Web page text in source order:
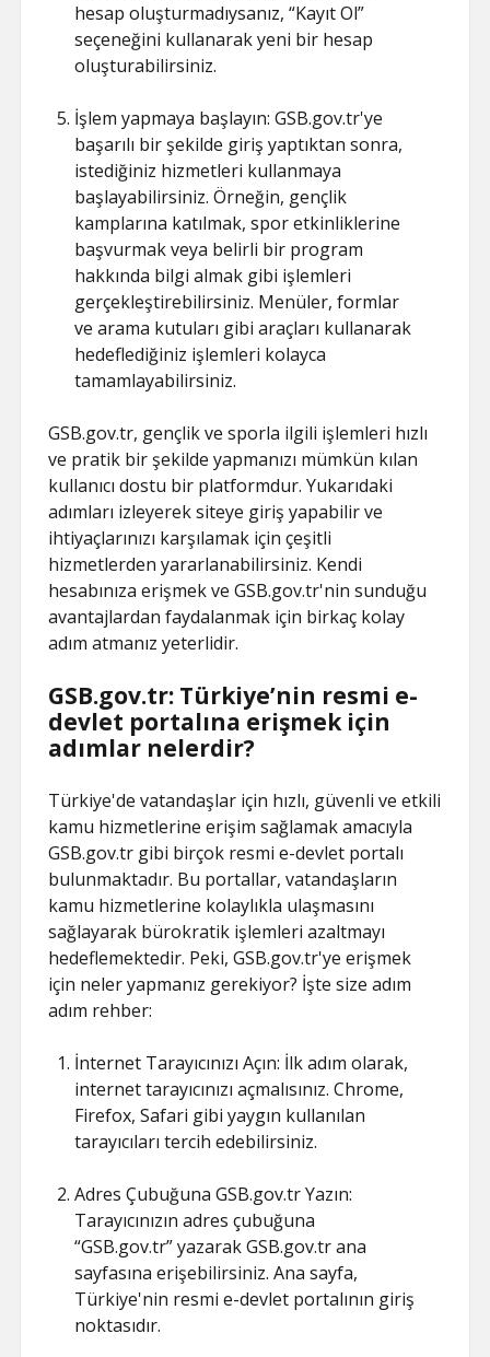
hesap oluşturmadıysanız, “Kayıt Ol”
seçeneğini kullanarak yeni bir hesap
oluşturabilirsiniz.
İşlem yapmaya başlayın: GSB.gov.tr'ye
başarılı bir şekilde giriş yaptıktan sonra,
istediğiniz hizmetleri kullanmaya
başlayabilirsiniz. Örneğin, gençlik
kamplarına katılmak, spor etkinliklerine
başvurmak veya belirli bir program
hakkında bilgi almak gibi işlemleri
gerçekleştirebilirsiniz. Menüler, formlar
ve arama kutuları gibi araçları kullanarak
hedeflediğiniz işlemleri kolayca
tamamlayabilirsiniz.
GSB.gov.tr, gençlik ve sporla ilgili işlemleri hızlı
ve pratik bir şekilde yapmanızı mümkün kılan
kullanıcı dostu bir platformdur. Yukarıdaki
adımları izleyerek siteye giriş yapabilir ve
ihtiyaçlarınızı karşılamak için çeşitli
hizmetlerden yararlanabilirsiniz. Kendi
hesabınıza erişmek ve GSB.gov.tr'nin sunduğu
avantajlardan faydalanmak için birkaç kolay
adım atmanız yeterlidir.
GSB.gov.tr: Türkiye’nin resmi e-
devlet portalına erişmek için
adımlar nelerdir?
Türkiye'de vatandaşlar için hızlı, güvenli ve etkili
kamu hizmetlerine erişim sağlamak amacıyla
GSB.gov.tr gibi birçok resmi e-devlet portalı
bulunmaktadır. Bu portallar, vatandaşların
kamu hizmetlerine kolaylıkla ulaşmasını
sağlayarak bürokratik işlemleri azaltmayı
hedeflemektedir. Peki, GSB.gov.tr'ye erişmek
için neler yapmanız gerekiyor? İşte size adım
adım rehber:
İnternet Tarayıcınızı Açın: İlk adım olarak,
internet tarayıcınızı açmalısınız. Chrome,
Firefox, Safari gibi yaygın kullanılan
tarayıcıları tercih edebilirsiniz.
Adres Çubuğuna GSB.gov.tr Yazın:
Tarayıcınızın adres çubuğuna
“GSB.gov.tr” yazarak GSB.gov.tr ana
sayfasına erişebilirsiniz. Ana sayfa,
Türkiye'nin resmi e-devlet portalının giriş
noktasıdır.